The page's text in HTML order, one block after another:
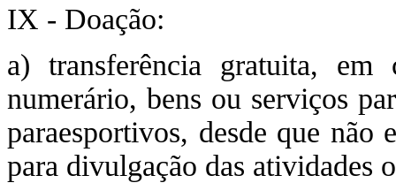
IX - Doação:
a) transferência gratuita,
numerário, bens ou serviços
paraesportivos, desde que não
para divulgação das atividades